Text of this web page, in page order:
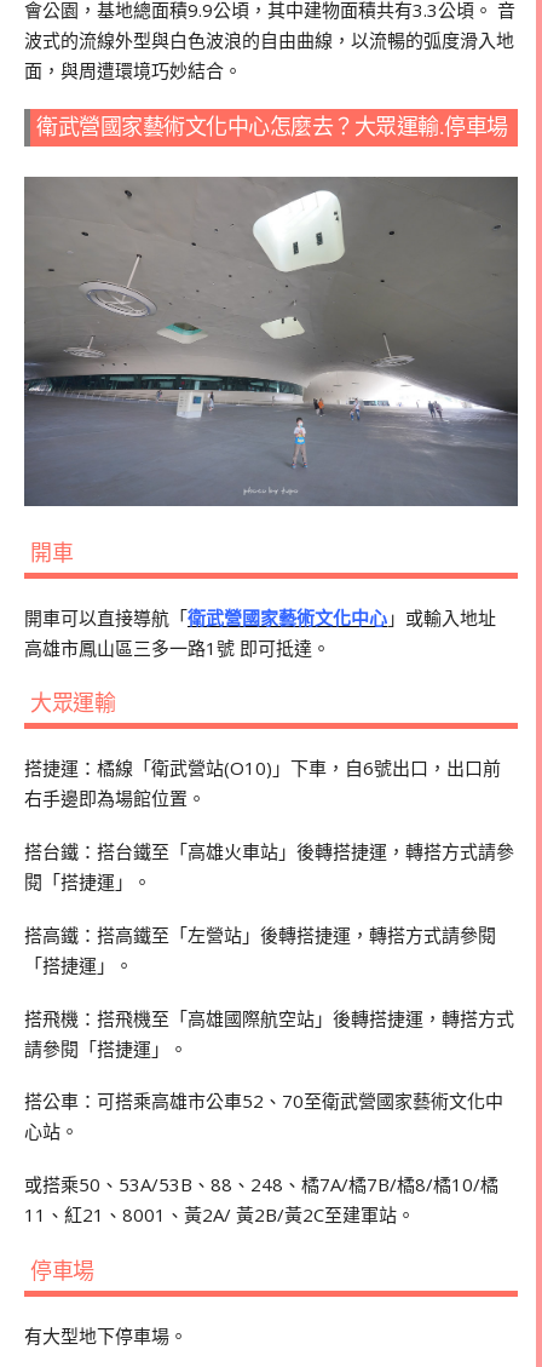
會公園，基地總面積9.9公頃，其中建物面積共有3.3公頃。 音
波式的流線外型與白色波浪的自由曲線，以流暢的弧度滑入地
面，與周遭環境巧妙結合。
衛武營國家藝術文化中心怎麼去？大眾運輸.停車場
開車
開車可以直接導航「衛武營國家藝術文化中心 」或輸入地址
高雄市鳳山區三多一路1號 即可抵達。
大眾運輸
搭捷運：橘線「衛武營站(O10)」下車，自6號出口，出口前
右手邊即為場館位置。
搭台鐵：搭台鐵至「高雄火車站」後轉搭捷運，轉搭方式請參
閱「搭捷運」。
搭高鐵：搭高鐵至「左營站」後轉搭捷運，轉搭方式請參閱
「搭捷運」。
搭飛機：搭飛機至「高雄國際航空站」後轉搭捷運，轉搭方式
請參閱「搭捷運」。
搭公車：可搭乘高雄市公車52、70至衛武營國家藝術文化中
心站。
或搭乘50、53A/53B、88、248、橘7A/橘7B/橘8/橘10/橘
11、紅21、8001、黃2A/ 黃2B/黃2C至建軍站。
停車場
有大型地下停車場。